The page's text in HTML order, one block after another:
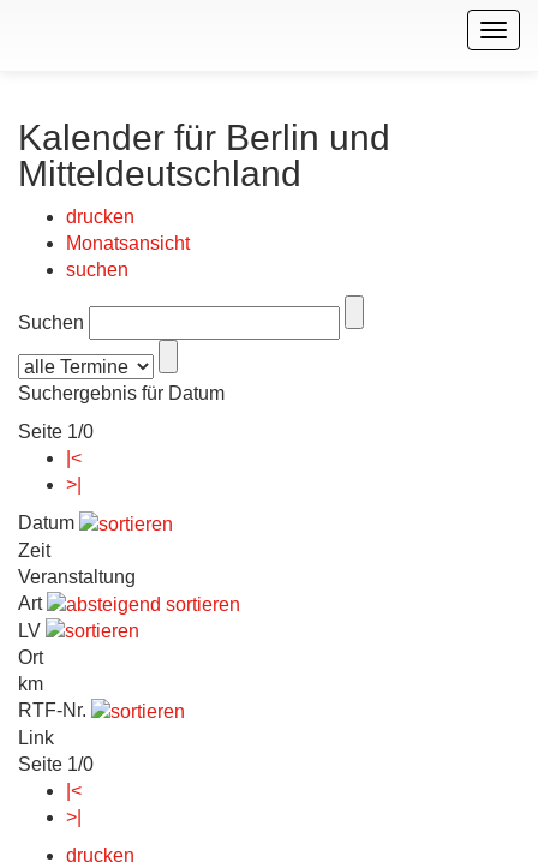
Kalender für Berlin und
Mitteldeutschland
drucken
Monatsansicht
suchen
Suchen
Suchergebnis für Datum
Seite 1/0
|<
>|
Datum
Zeit
Veranstaltung
Art
LV
Ort
km
RTF-Nr.
Link
Seite 1/0
|<
>|
drucken